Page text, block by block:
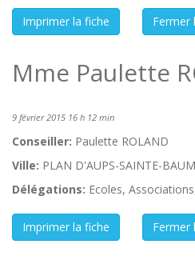
Mme Paulette
9 février 2015 16 h 12 min
Conseiller: Paulette ROLAND
Ville: PLAN D'AUPS-SAINTE-
Délégations: Ecoles,